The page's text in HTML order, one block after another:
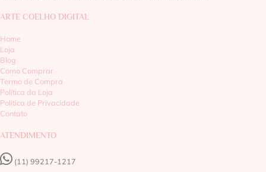
ARTE COELHO DIGITAL
Home
Loja
Blog
Como Comprar
Termo de Compra
Política da Loja
Política de Privacidade
Contato
ATENDIMENTO
(11) 99217-1217‬